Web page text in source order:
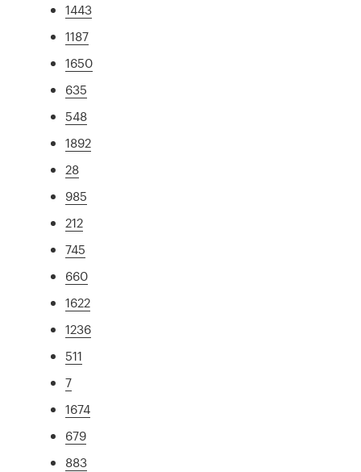
1443
1187
1650
635
548
1892
28
985
212
745
660
1622
1236
511
7
1674
679
883